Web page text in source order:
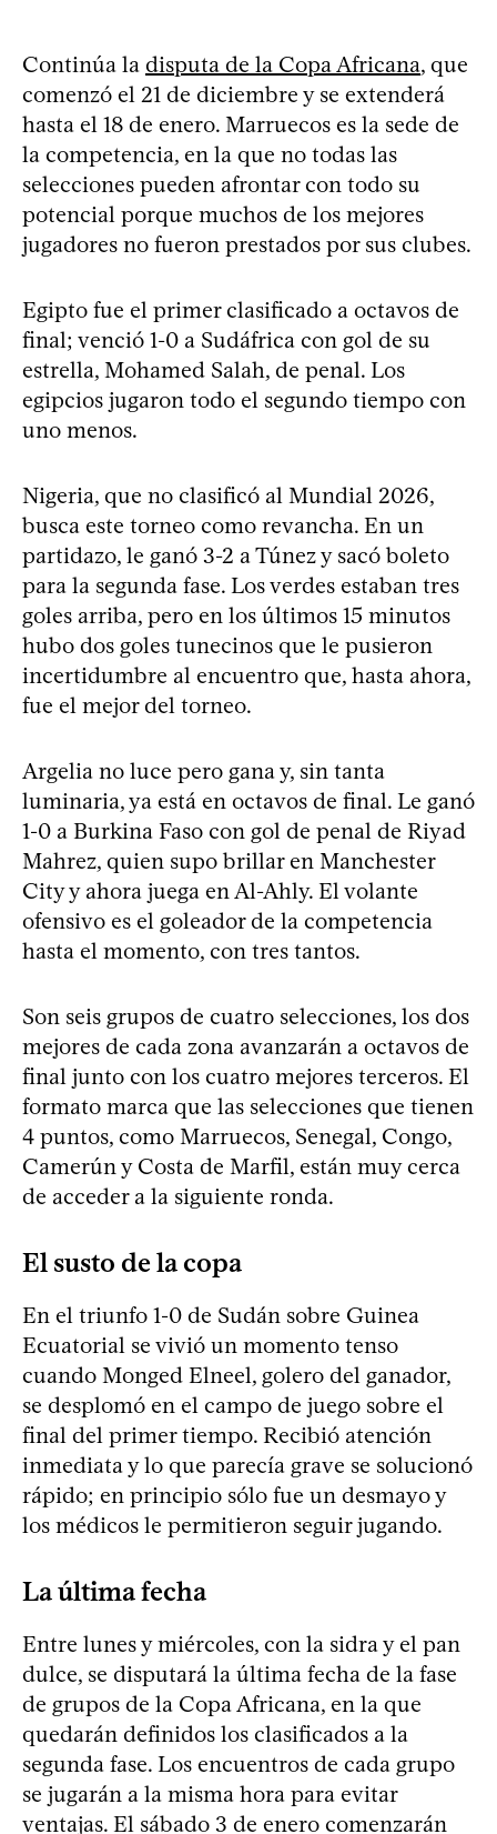
Continúa la disputa de la Copa Africana, que
comenzó el 21 de diciembre y se extenderá
hasta el 18 de enero. Marruecos es la sede de
la competencia, en la que no todas las
selecciones pueden afrontar con todo su
potencial porque muchos de los mejores
jugadores no fueron prestados por sus clubes.
Egipto fue el primer clasificado a octavos de
final; venció 1-0 a Sudáfrica con gol de su
estrella, Mohamed Salah, de penal. Los
egipcios jugaron todo el segundo tiempo con
uno menos.
Nigeria, que no clasificó al Mundial 2026,
busca este torneo como revancha. En un
partidazo, le ganó 3-2 a Túnez y sacó boleto
para la segunda fase. Los verdes estaban tres
goles arriba, pero en los últimos 15 minutos
hubo dos goles tunecinos que le pusieron
incertidumbre al encuentro que, hasta ahora,
fue el mejor del torneo.
Argelia no luce pero gana y, sin tanta
luminaria, ya está en octavos de final. Le ganó
1-0 a Burkina Faso con gol de penal de Riyad
Mahrez, quien supo brillar en Manchester
City y ahora juega en Al-Ahly. El volante
ofensivo es el goleador de la competencia
hasta el momento, con tres tantos.
Son seis grupos de cuatro selecciones, los dos
mejores de cada zona avanzarán a octavos de
final junto con los cuatro mejores terceros. El
formato marca que las selecciones que tienen
4 puntos, como Marruecos, Senegal, Congo,
Camerún y Costa de Marfil, están muy cerca
de acceder a la siguiente ronda.
El susto de la copa
En el triunfo 1-0 de Sudán sobre Guinea
Ecuatorial se vivió un momento tenso
cuando Monged Elneel, golero del ganador,
se desplomó en el campo de juego sobre el
final del primer tiempo. Recibió atención
inmediata y lo que parecía grave se solucionó
rápido; en principio sólo fue un desmayo y
los médicos le permitieron seguir jugando.
La última fecha
Entre lunes y miércoles, con la sidra y el pan
dulce, se disputará la última fecha de la fase
de grupos de la Copa Africana, en la que
quedarán definidos los clasificados a la
segunda fase. Los encuentros de cada grupo
se jugarán a la misma hora para evitar
ventajas. El sábado 3 de enero comenzarán